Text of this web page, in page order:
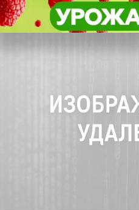
24 марта в
мощи
Религия
24 марта в
мощи
Религия
Другие
Погода и